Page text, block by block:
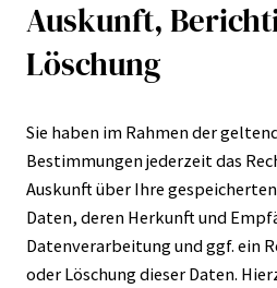
Auskunft,
Löschung
Sie haben im Rahmen der
Bestimmungen jederzeit das
Auskunft über Ihre
Daten, deren Herkunft und
Datenverarbeitung und ggf. ein
oder Löschung dieser Daten.